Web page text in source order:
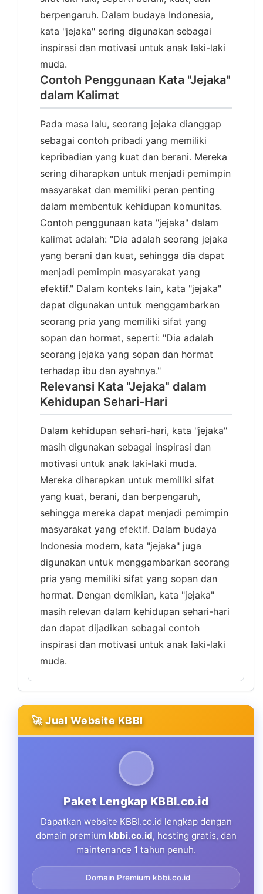
berpengaruh. Dalam budaya Indonesia,
kata "jejaka" sering digunakan sebagai
inspirasi dan motivasi untuk anak laki-laki
muda.
Contoh Penggunaan Kata "Jejaka"
dalam Kalimat
Pada masa lalu, seorang jejaka dianggap
sebagai contoh pribadi yang memiliki
kepribadian yang kuat dan berani. Mereka
sering diharapkan untuk menjadi pemimpin
masyarakat dan memiliki peran penting
dalam membentuk kehidupan komunitas.
Contoh penggunaan kata "jejaka" dalam
kalimat adalah: "Dia adalah seorang jejaka
yang berani dan kuat, sehingga dia dapat
menjadi pemimpin masyarakat yang
efektif." Dalam konteks lain, kata "jejaka"
dapat digunakan untuk menggambarkan
seorang pria yang memiliki sifat yang
sopan dan hormat, seperti: "Dia adalah
seorang jejaka yang sopan dan hormat
terhadap ibu dan ayahnya."
Relevansi Kata "Jejaka" dalam
Kehidupan Sehari-Hari
Dalam kehidupan sehari-hari, kata "jejaka"
masih digunakan sebagai inspirasi dan
motivasi untuk anak laki-laki muda.
Mereka diharapkan untuk memiliki sifat
yang kuat, berani, dan berpengaruh,
sehingga mereka dapat menjadi pemimpin
masyarakat yang efektif. Dalam budaya
Indonesia modern, kata "jejaka" juga
digunakan untuk menggambarkan seorang
pria yang memiliki sifat yang sopan dan
hormat. Dengan demikian, kata "jejaka"
masih relevan dalam kehidupan sehari-hari
dan dapat dijadikan sebagai contoh
inspirasi dan motivasi untuk anak laki-laki
muda.
🚀 Jual Website KBBI
Paket Lengkap KBBI.co.id
Dapatkan website KBBI.co.id lengkap dengan
domain premium kbbi.co.id, hosting gratis, dan
maintenance 1 tahun penuh.
Domain Premium kbbi.co.id